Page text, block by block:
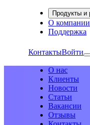
Продукты и
О компании
Поддержка
КонтактыВойти
О нас
Клиенты
Новости
Статьи
Вакансии
Отзывы